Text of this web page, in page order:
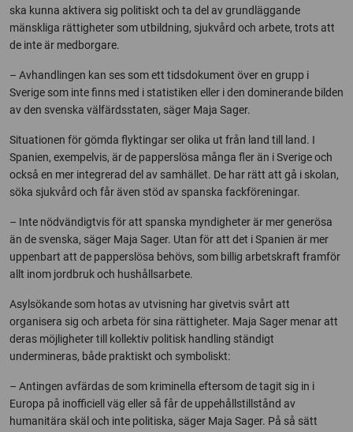
ska kunna aktivera sig politiskt och ta del av grundläggande
mänskliga rättigheter som utbildning, sjukvård och arbete, trots att
de inte är medborgare.
– Avhandlingen kan ses som ett tidsdokument över en grupp i
Sverige som inte finns med i statistiken eller i den dominerande bilden
av den svenska välfärdsstaten, säger Maja Sager.
Situationen för gömda flyktingar ser olika ut från land till land. I
Spanien, exempelvis, är de papperslösa många fler än i Sverige och
också en mer integrerad del av samhället. De har rätt att gå i skolan,
söka sjukvård och får även stöd av spanska fackföreningar.
– Inte nödvändigtvis för att spanska myndigheter är mer generösa
än de svenska, säger Maja Sager. Utan för att det i Spanien är mer
uppenbart att de papperslösa behövs, som billig arbetskraft framför
allt inom jordbruk och hushållsarbete.
Asylsökande som hotas av utvisning har givetvis svårt att
organisera sig och arbeta för sina rättigheter. Maja Sager menar att
deras möjligheter till kollektiv politisk handling ständigt
undermineras, både praktiskt och symboliskt:
– Antingen avfärdas de som kriminella eftersom de tagit sig in i
Europa på inofficiell väg eller så får de uppehållstillstånd av
humanitära skäl och inte politiska, säger Maja Sager. På så sätt